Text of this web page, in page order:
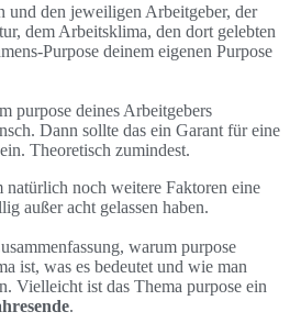
und den jeweiligen Arbeitgeber, der
dem Arbeitsklima, den dort gelebten
Purpose deinem eigenen Purpose
purpose deines Arbeitgebers
Dann sollte das ein Garant für eine
Theoretisch zumindest.
noch weitere Faktoren eine
außer acht gelassen haben.
warum purpose
ist, was es bedeutet und wie man
Vielleicht ist das Thema purpose ein
.